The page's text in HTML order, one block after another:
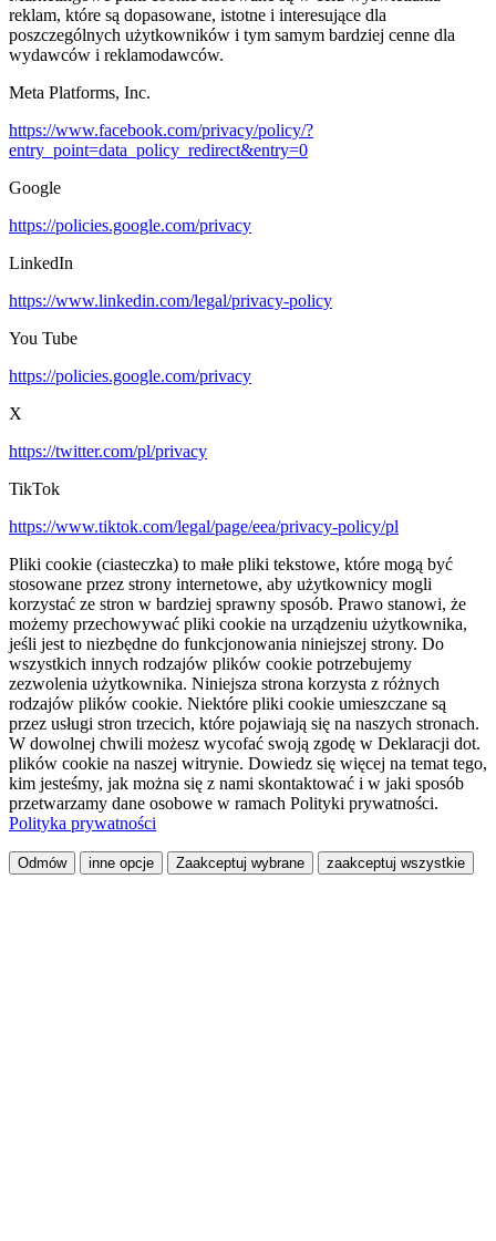
reklam, które są dopasowane, istotne i interesujące dla
poszczególnych użytkowników i tym samym bardziej cenne dla
wydawców i reklamodawców.
Meta Platforms, Inc.
https://www.facebook.com/privacy/policy/?
entry_point=data_policy_redirect&entry=0
Google
https://policies.google.com/privacy
LinkedIn
https://www.linkedin.com/legal/privacy-policy
You Tube
https://policies.google.com/privacy
X
https://twitter.com/pl/privacy
TikTok
https://www.tiktok.com/legal/page/eea/privacy-policy/pl
Pliki cookie (ciasteczka) to małe pliki tekstowe, które mogą być
stosowane przez strony internetowe, aby użytkownicy mogli
korzystać ze stron w bardziej sprawny sposób. Prawo stanowi, że
możemy przechowywać pliki cookie na urządzeniu użytkownika,
jeśli jest to niezbędne do funkcjonowania niniejszej strony. Do
wszystkich innych rodzajów plików cookie potrzebujemy
zezwolenia użytkownika. Niniejsza strona korzysta z różnych
rodzajów plików cookie. Niektóre pliki cookie umieszczane są
przez usługi stron trzecich, które pojawiają się na naszych stronach.
W dowolnej chwili możesz wycofać swoją zgodę w Deklaracji dot.
plików cookie na naszej witrynie. Dowiedz się więcej na temat tego,
kim jesteśmy, jak można się z nami skontaktować i w jaki sposób
przetwarzamy dane osobowe w ramach Polityki prywatności.
Polityka prywatności
Odmów inne opcje Zaakceptuj wybrane zaakceptuj wszystkie